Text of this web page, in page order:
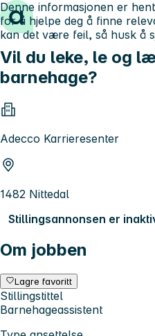
Hopp til innhold
Vil du leke, le og
barnehage?
Adecco Karrieresenter
1482 Nittedal
Stillingsannonsen er
Om jobben
Lagre favoritt
Stillingstittel
Barnehageassistent
Denne informasjonen er
for å hjelpe deg å finne
kan det være feil, så husk å